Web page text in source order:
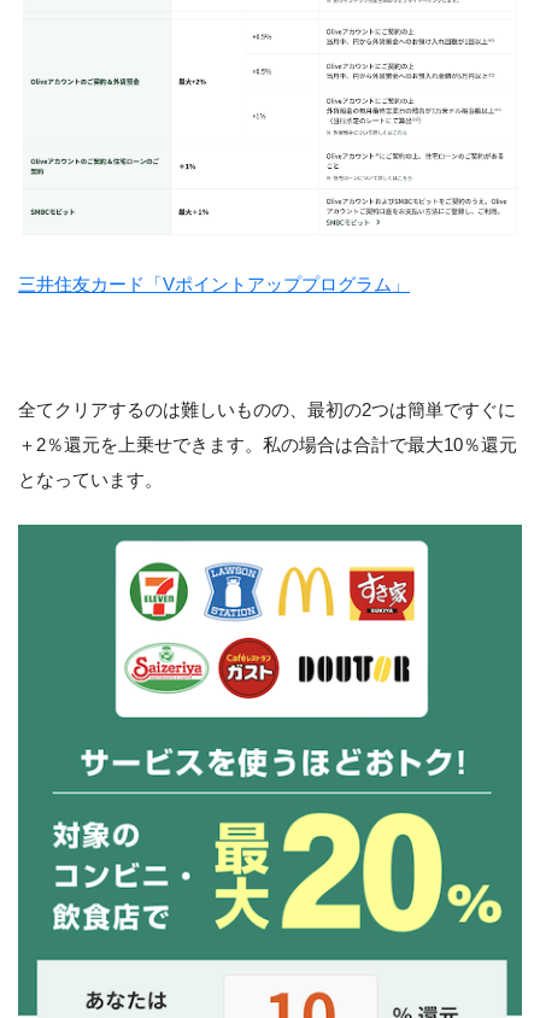
三井住友カード「Vポイントアッププログラム」
全てクリアするのは難しいものの、最初の2つは簡単ですぐに
＋2％還元を上乗せできます。私の場合は合計で最大10％還元
となっています。